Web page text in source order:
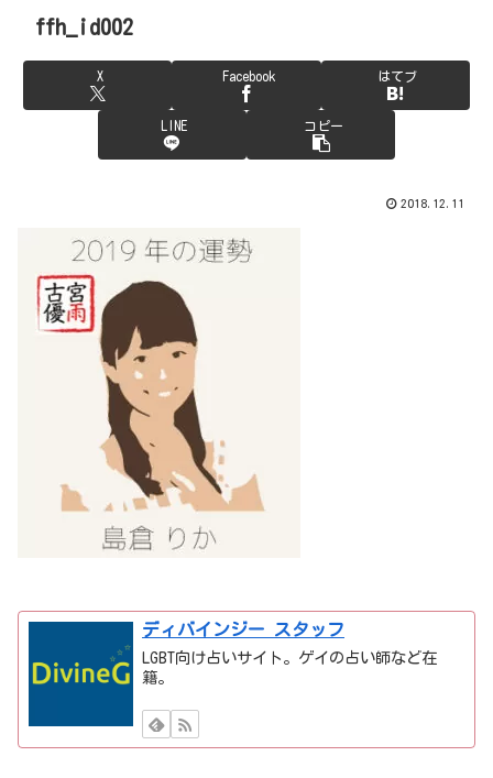
ffh_id002
X Facebook はてブ
LINE コピー
2018.12.11
ディバインジー スタッフ
LGBT向け占いサイト。ゲイの占い師など在
籍。